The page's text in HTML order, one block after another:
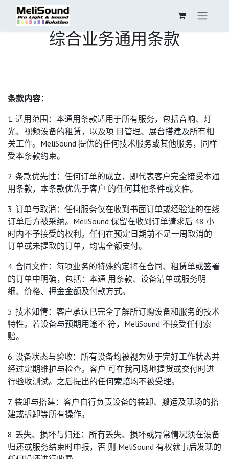
综合业务通用条款
条款内容：
1. 适用范围：本通用条款适用于所有服务，包括音响、灯
光、视频设备的租赁，以及项 目管理、展台搭建及所有相
关工作。MeliSound 提供的任何技术服务或其他服务，同样
受本条款约束。
2. 条款优先性：任何订单的成立，即代表客户完全接受本通
用条款，本条款优先于客户 的任何其他条件或文件。
3. 订单与取消：任何服务仅在收到书面订单或经验证的在线
订单后方被采纳。MeliSound 保留在收到订单请求后 48 小
时内不予接受的权利。任何在预定日期前不足一周取消的
订单或未提取的订单，均需全额支付。
4. 合同文件：每项业务的特殊约定将在合同、租赁单或签署
的订单中明确，包括：本通 用条款、设备清单或服务明
细、价格、押金金额及付款方式。
5. 技术知情：客户承认已完全了解所订购设备和服务的技术
特性。若设备与预期用途不 符，MeliSound 不接受任何索
赔。
6. 设备状态与验收：所有设备均被视为处于完好工作状态并
经过定期维护与检查。客户 可在我司场地提货或交付时进
行验收测试。之后提出的任何索赔均不被受理。
7. 装卸与搭建：客户自行负责设备的装卸、搬运及现场的搭
建或拆卸等所有操作。
8. 丢失、损坏与归还：所有丢失、损坏或异常情况须在设备
归还或服务结束时申报，否 则 MeliSound 有权就事后发现的